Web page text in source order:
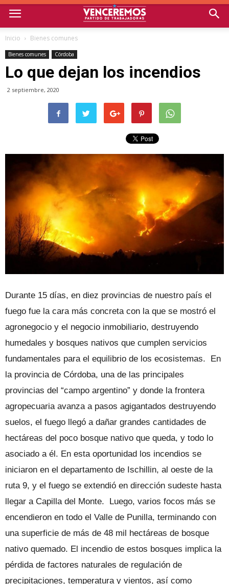
Inicio Bienes comunes
Bienes comunes Córdoba
Lo que dejan los incendios
2 septiembre, 2020
Durante 15 días, en diez provincias de nuestro país el
fuego fue la cara más concreta con la que se mostró el
agronegocio y el negocio inmobiliario, destruyendo
humedales y bosques nativos que cumplen servicios
fundamentales para el equilibrio de los ecosistemas. En
la provincia de Córdoba, una de las principales
provincias del “campo argentino” y donde la frontera
agropecuaria avanza a pasos agigantados destruyendo
suelos, el fuego llegó a dañar grandes cantidades de
hectáreas del poco bosque nativo que queda, y todo lo
asociado a él. En esta oportunidad los incendios se
iniciaron en el departamento de Ischillin, al oeste de la
ruta 9, y el fuego se extendió en dirección sudeste hasta
llegar a Capilla del Monte. Luego, varios focos más se
encendieron en todo el Valle de Punilla, terminando con
una superficie de más de 48 mil hectáreas de bosque
nativo quemado. El incendio de estos bosques implica la
pérdida de factores naturales de regulación de
precipitaciones, temperatura y vientos, así como